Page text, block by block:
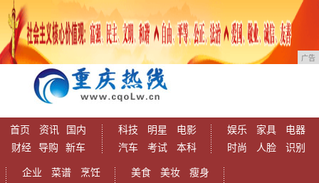
广告
首页 资讯
国内
财经
导购 新车
科技 明星
电影
汽车
考试 本科
娱乐 家具
电器
时尚
人脸 识别
企业 菜谱
烹饪
美食 美妆
瘦身